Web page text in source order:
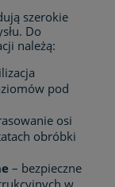
szerokie
Do
należą:
pod
osi
obróbki
– bezpieczne